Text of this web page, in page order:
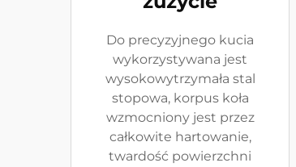
Do precyzyjnego kucia
wykorzystywana jest
wysokowytrzymała stal
stopowa, korpus koła
wzmocniony jest przez
całkowite hartowanie,
twardość powierzchni